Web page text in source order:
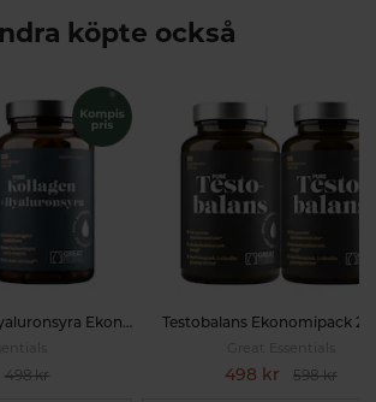
köpte också
Marint Kollagen + Hyaluronsyra Ekonomipack 2x120k
498 kr
Testobalans Ekonomipack
Great Essentials
498 kr 598 kr